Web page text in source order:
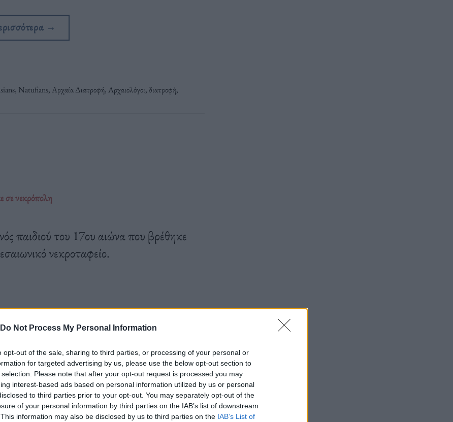
Do Not Process My Personal Information
opt-out of the sale, sharing to third parties, or processing of your personal or
for targeted advertising by us, please use the below opt-out section to
Please note that after your opt-out request is processed you may
interest-based ads based on personal information utilized by us or personal
to third parties prior to your opt-out. You may separately opt-out of the
of your personal information by third parties on the IAB’s list of downstream
information may also be disclosed by us to third parties on the IAB’s List of
→
, Natufians,Αρχαία Διατροφή,Αρχαιολόγοι,διατροφή,
σε νεκρόπολη
παιδιού του 17ου αιώνα που βρέθηκε
νεκροταφείο.